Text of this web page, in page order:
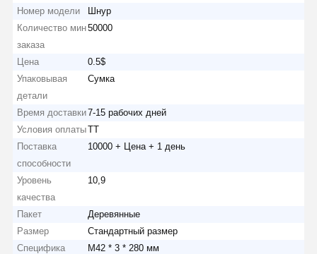
Номер модели
Шнур
Количество мин
заказа
50000
Цена
0.5$
Упаковывая
детали
Сумка
Время доставки7-15 рабочих дней
Условия оплатыТТ
Поставка
способности
10000 + Цена + 1 день
Уровень
качества
10,9
Пакет
Деревянные
Размер
Стандартный размер
Специфика
M42 * 3 * 280 мм